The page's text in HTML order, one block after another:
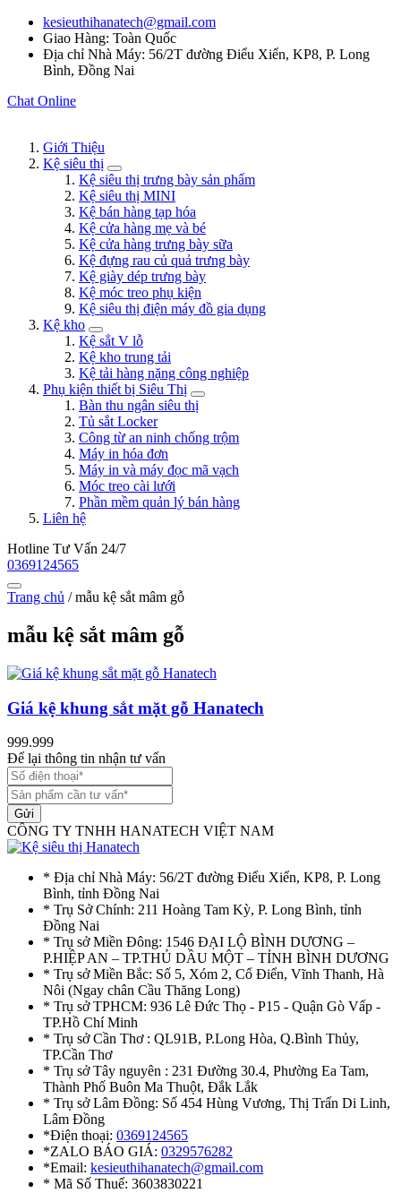
kesieuthihanatech@gmail.com
Giao Hàng: Toàn Quốc
Địa chỉ Nhà Máy: 56/2T đường Điểu Xiển, KP8, P. Long
Bình, Đồng Nai
Chat Online
Giới Thiệu
Kệ siêu thị
Kệ siêu thị trưng bày sản phẩm
Kệ siêu thị MINI
Kệ bán hàng tạp hóa
Kệ cửa hàng mẹ và bé
Kệ cửa hàng trưng bày sữa
Kệ đựng rau củ quả trưng bày
Kệ giày dép trưng bày
Kệ móc treo phụ kiện
Kệ siêu thị điện máy đồ gia dụng
Kệ kho
Kệ sắt V lỗ
Kệ kho trung tải
Kệ tải hàng nặng công nghiệp
Phụ kiện thiết bị Siêu Thị
Bàn thu ngân siêu thị
Tủ sắt Locker
Công từ an ninh chống trộm
Máy in hóa đơn
Máy in và máy đọc mã vạch
Móc treo cài lưới
Phần mềm quản lý bán hàng
Liên hệ
Hotline Tư Vấn 24/7
0369124565
Trang chủ /mẫu kệ sắt mâm gỗ
mẫu kệ sắt mâm gỗ
Giá kệ khung sắt mặt gỗ Hanatech
999.999
Để lại thông tin nhận tư vấn
Gửi
CÔNG TY TNHH HANATECH VIỆT NAM
* Địa chỉ Nhà Máy: 56/2T đường Điểu Xiển, KP8, P. Long
Bình, tỉnh Đồng Nai
* Trụ Sở Chính: 211 Hoàng Tam Kỳ, P. Long Bình, tỉnh
Đồng Nai
* Trụ sở Miền Đông: 1546 ĐẠI LỘ BÌNH DƯƠNG –
P.HIỆP AN – TP.THỦ DẦU MỘT – TỈNH BÌNH DƯƠNG
* Trụ sở Miền Bắc: Số 5, Xóm 2, Cổ Điển, Vĩnh Thanh, Hà
Nôi (Ngay chân Cầu Thăng Long)
* Trụ sở TPHCM: 936 Lê Đức Thọ - P15 - Quận Gò Vấp -
TP.Hồ Chí Minh
* Trụ sở Cần Thơ : QL91B, P.Long Hòa, Q.Bình Thủy,
TP.Cần Thơ
* Trụ sở Tây nguyên : 231 Đường 30.4, Phường Ea Tam,
Thành Phố Buôn Ma Thuột, Đắk Lắk
* Trụ sở Lâm Đồng: Số 454 Hùng Vương, Thị Trấn Di Linh,
Lâm Đồng
*Điện thoại: 0369124565
*ZALO BÁO GIÁ: 0329576282
*Email: kesieuthihanatech@gmail.com
* Mã Số Thuế: 3603830221